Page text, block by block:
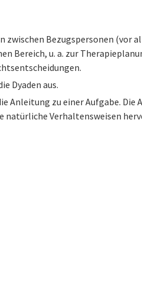
Bezugspersonen (vor
Bereich, u. a. zur
Dyaden aus.
Anleitung zu einer Aufgabe. Die
natürliche Verhaltensweisen